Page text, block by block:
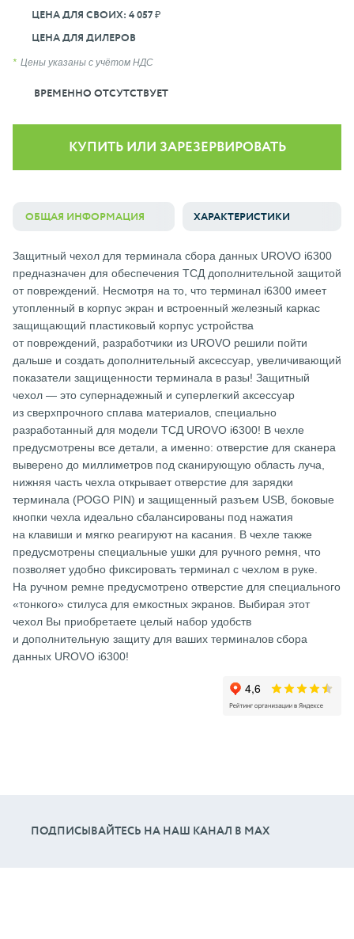
ЦЕНА ДЛЯ СВОИХ: 4 057 ₽
ЦЕНА ДЛЯ ДИЛЕРОВ
Цены указаны с учётом НДС
ВРЕМЕННО ОТСУТСТВУЕТ
КУПИТЬ ИЛИ ЗАРЕЗЕРВИРОВАТЬ
ОБЩАЯ ИНФОРМАЦИЯ ХАРАКТЕРИСТИКИ
Защитный чехол для терминала сбора данных UROVO i6300
предназначен для обеспечения ТСД дополнительной защитой
от повреждений. Несмотря на то, что терминал i6300 имеет
утопленный в корпус экран и встроенный железный каркас
защищающий пластиковый корпус устройства
от повреждений, разработчики из UROVO решили пойти
дальше и создать дополнительный аксессуар, увеличивающий
показатели защищенности терминала в разы! Защитный
чехол — это супернадежный и суперлегкий аксессуар
из сверхпрочного сплава материалов, специально
разработанный для модели ТСД UROVO i6300! В чехле
предусмотрены все детали, а именно: отверстие для сканера
выверено до миллиметров под сканирующую область луча,
нижняя часть чехла открывает отверстие для зарядки
терминала (POGO PIN) и защищенный разъем USB, боковые
кнопки чехла идеально сбалансированы под нажатия
на клавиши и мягко реагируют на касания. В чехле также
предусмотрены специальные ушки для ручного ремня, что
позволяет удобно фиксировать терминал с чехлом в руке.
На ручном ремне предусмотрено отверстие для специального
«тонкого» стилуса для емкостных экранов. Выбирая этот
чехол Вы приобретаете целый набор удобств
и дополнительную защиту для ваших терминалов сбора
данных UROVO i6300!
ПОДПИСЫВАЙТЕСЬ НА НАШ КАНАЛ В МАХ